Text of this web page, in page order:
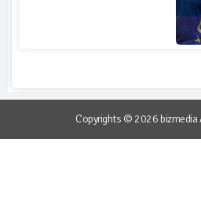
Copyrights © 2026 bizmedia